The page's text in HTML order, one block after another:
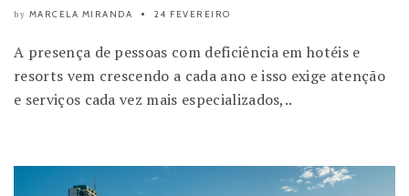
by MARCELA MIRANDA 24 FEVEREIRO
A presença de pessoas com deficiência em hotéis e
resorts vem crescendo a cada ano e isso exige atenção
e serviços cada vez mais especializados,..